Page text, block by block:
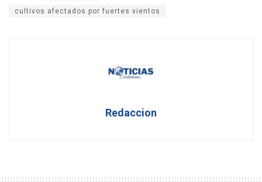
cultivos afectados por fuertes vientos
Redaccion